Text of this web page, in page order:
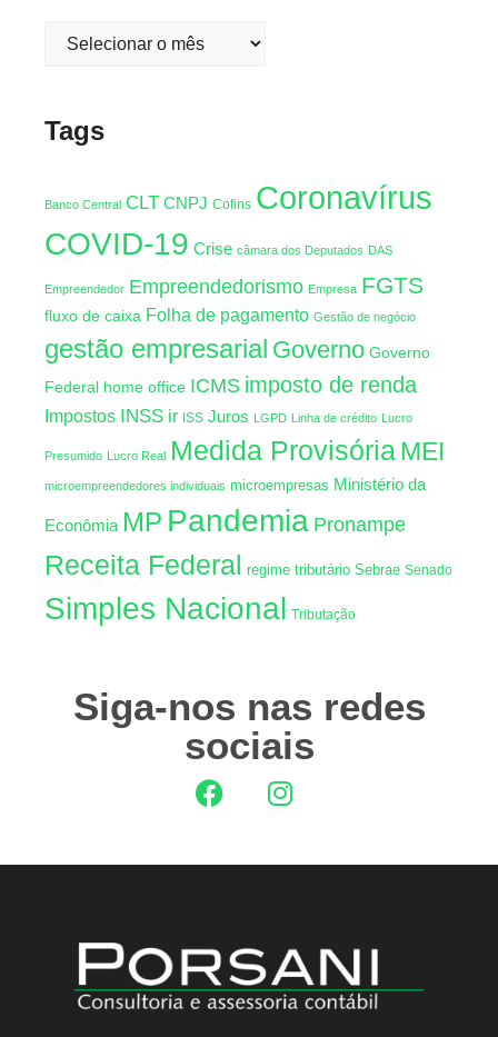
Tags
Banco Central CLT CNPJ Cofins Coronavírus
COVID-19 Crise câmara dos Deputados DAS
Empreendedor Empreendedorismo Empresa FGTS
fluxo de caixa Folha de pagamento Gestão de negócio
gestão empresarial Governo Governo
Federal home office ICMS imposto de renda
Impostos INSS ir ISS Juros LGPD Linha de crédito Lucro
Presumido Lucro Real Medida ProvisóriaMEI
microempreendedores individuais microempresas Ministério da
Econômia MP Pandemia Pronampe
Receita Federal regime tributário Sebrae Senado
Simples Nacional Tributação
Siga-nos nas redes
sociais